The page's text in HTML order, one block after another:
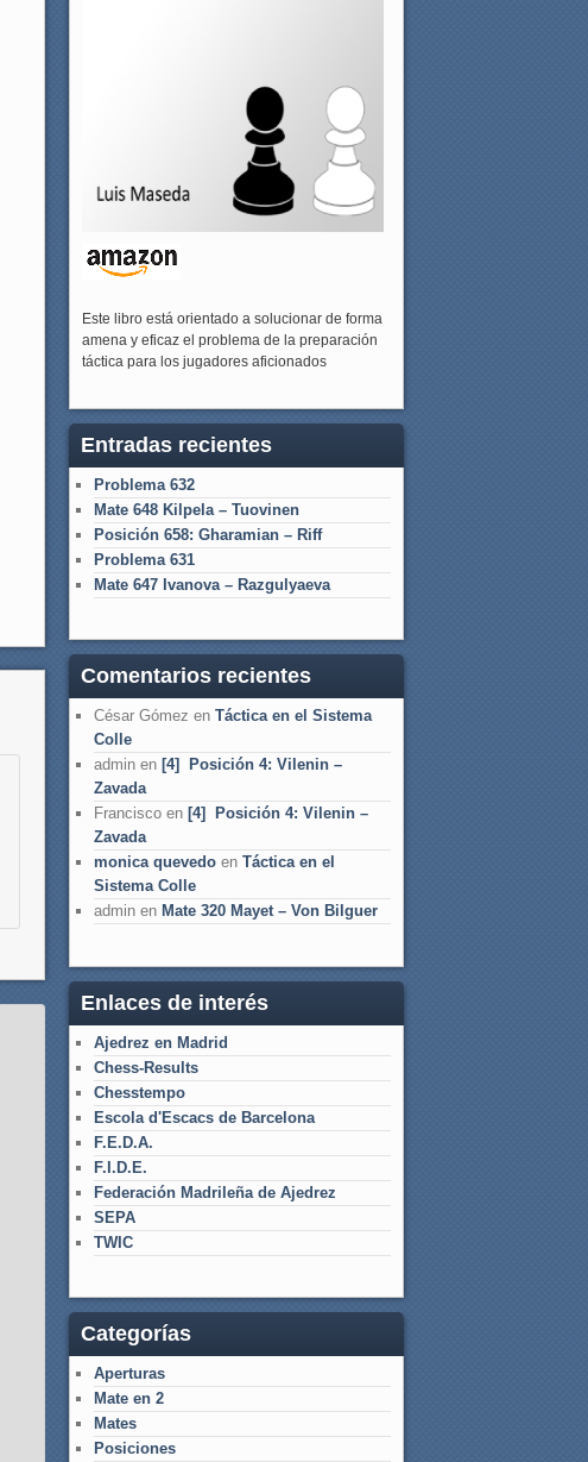
Este libro está orientado a solucionar de forma
amena y eficaz el problema de la preparación
táctica para los jugadores aficionados
Entradas recientes
Problema 632
Mate 648 Kilpela – Tuovinen
Posición 658: Gharamian – Riff
Problema 631
Mate 647 Ivanova – Razgulyaeva
Comentarios recientes
César Gómez en Táctica en el Sistema
Colle
admin en [4] Posición 4: Vilenin –
Zavada
Francisco en [4] Posición 4: Vilenin –
Zavada
monica quevedo en Táctica en el
Sistema Colle
admin en Mate 320 Mayet – Von Bilguer
Enlaces de interés
Ajedrez en Madrid
Chess-Results
Chesstempo
Escola d'Escacs de Barcelona
F.E.D.A.
F.I.D.E.
Federación Madrileña de Ajedrez
SEPA
TWIC
Categorías
Aperturas
Mate en 2
Mates
Posiciones